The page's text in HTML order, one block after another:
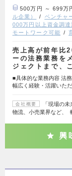
500万円 ～ 699万
ル企業）
ベンチャ
000万円以上資金調達
モートワーク可能
売上高が前年比
ーの法務業務を
ジェクトまで、
■具体的な業務内容 法
幅広く経験・活躍いた
会社概要
「現場の
物流、小売業界など、
興